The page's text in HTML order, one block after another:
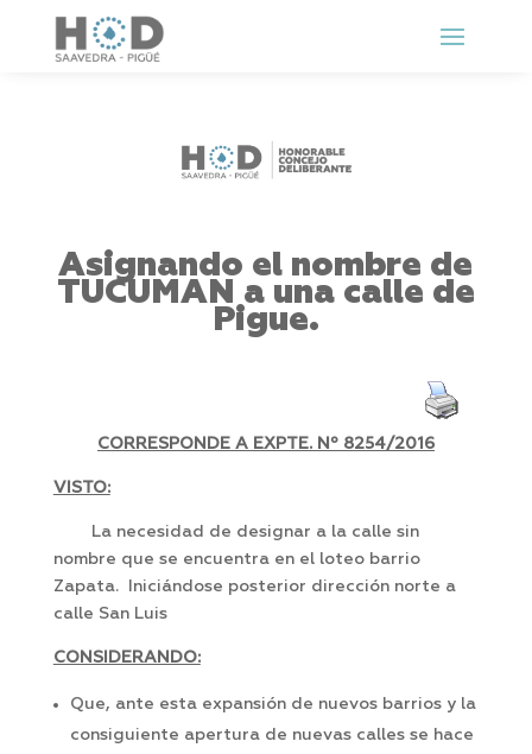
Asignando el nombre de
TUCUMAN a una calle de
Pigue.
CORRESPONDE A EXPTE. Nº 8254/2016
VISTO:
La necesidad de designar a la calle sin
nombre que se encuentra en el loteo barrio
Zapata. Iniciándose posterior dirección norte a
calle San Luis
CONSIDERANDO:
Que, ante esta expansión de nuevos barrios y la
consiguiente apertura de nuevas calles se hace